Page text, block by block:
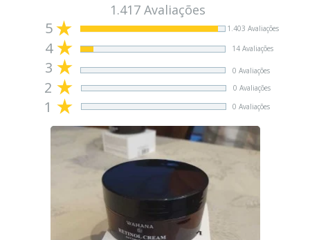
1.417 Avaliações
5 1.403 Avaliações
4 14 Avaliações
3 0 Avaliações
2 0 Avaliações
1 0 Avaliações